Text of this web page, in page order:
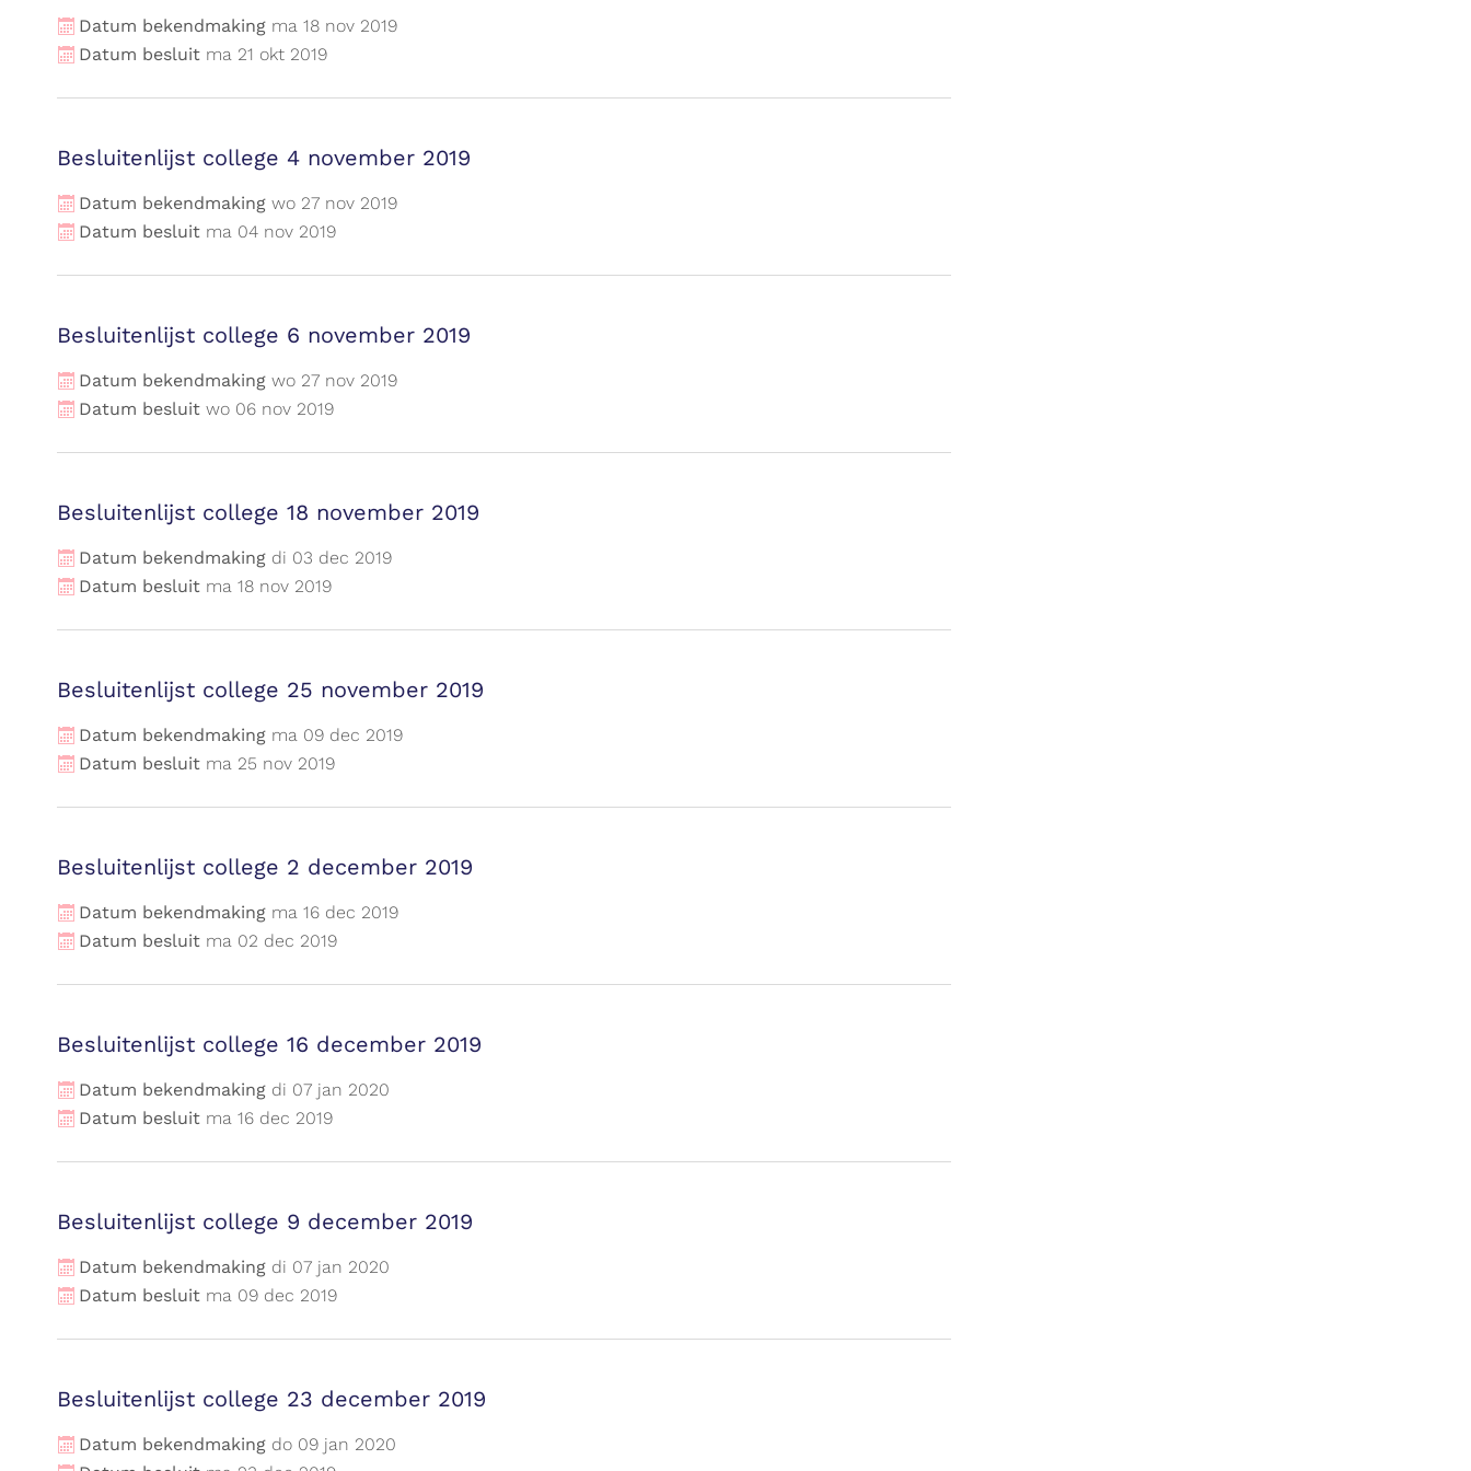
Datum bekendmaking ma 18 nov 2019
Datum besluit ma 21 okt 2019
Besluitenlijst college 4 november 2019
Datum bekendmaking wo 27 nov 2019
Datum besluit ma 04 nov 2019
Besluitenlijst college 6 november 2019
Datum bekendmaking wo 27 nov 2019
Datum besluit wo 06 nov 2019
Besluitenlijst college 18 november 2019
Datum bekendmaking di 03 dec 2019
Datum besluit ma 18 nov 2019
Besluitenlijst college 25 november 2019
Datum bekendmaking ma 09 dec 2019
Datum besluit ma 25 nov 2019
Besluitenlijst college 2 december 2019
Datum bekendmaking ma 16 dec 2019
Datum besluit ma 02 dec 2019
Besluitenlijst college 16 december 2019
Datum bekendmaking di 07 jan 2020
Datum besluit ma 16 dec 2019
Besluitenlijst college 9 december 2019
Datum bekendmaking di 07 jan 2020
Datum besluit ma 09 dec 2019
Besluitenlijst college 23 december 2019
Datum bekendmaking do 09 jan 2020